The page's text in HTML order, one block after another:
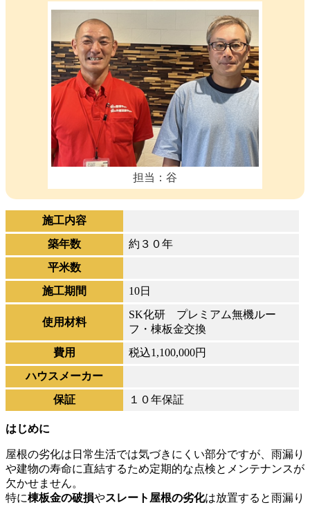
担当：谷
施工内容
築年数
約３０年
平米数
施工期間
10日
使用材料
SK化研 プレミアム無機ルー
フ・棟板金交換
費用
税込1,100,000円
ハウスメーカー
保証
１０年保証
はじめに
屋根の劣化は日常生活では気づきにくい部分ですが、雨漏り
や建物の寿命に直結するため定期的な点検とメンテナンスが
欠かせません。
特に棟板金の破損やスレート屋根の劣化は放置すると雨漏り